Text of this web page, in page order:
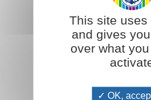
This site uses
and gives
over what
OK,